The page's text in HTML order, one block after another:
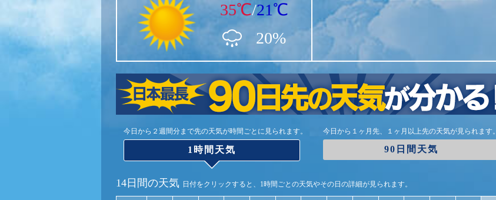
35℃/21℃
20%
今日から２週間分まで先の天気が時間ごとに見られます。
1時間天気
今日から１ヶ月先、１ヶ月以上先の天気が見られます。
90日間天気
14日間の天気 日付をクリックすると、1時間ごとの天気やその日の詳細が見られます。